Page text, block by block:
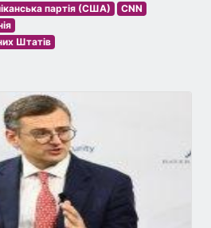
партія (США)
CNN
Штатів